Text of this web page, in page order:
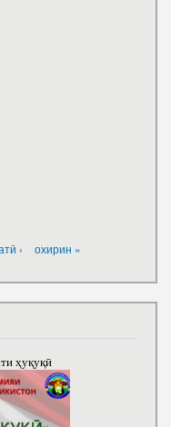
› охирин »
ҳуқуқӣ